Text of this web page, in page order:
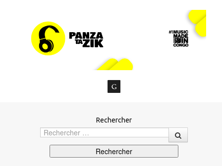
Rechercher